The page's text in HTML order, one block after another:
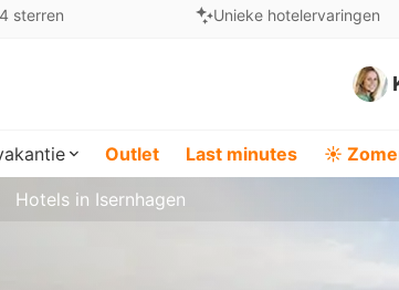
sterren Unieke hotelervaringen
Outlet Last minutes ☀️
Hotels in Isernhagen